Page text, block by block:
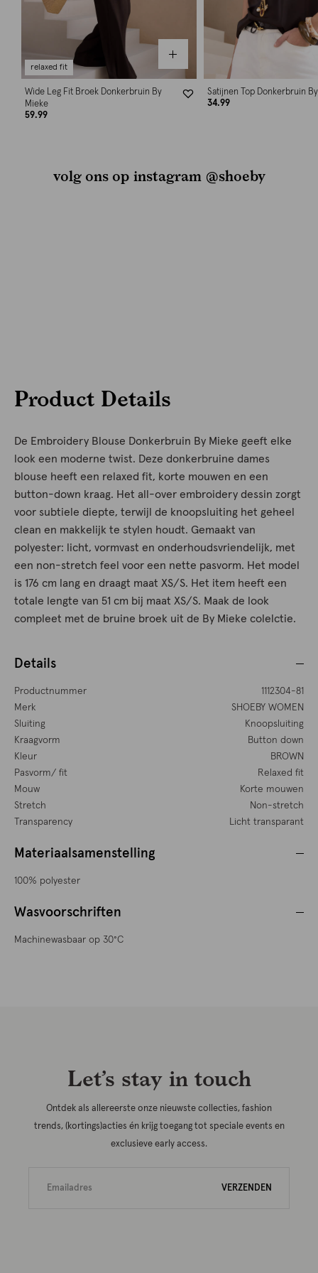
relaxed fit
Wide Leg Fit Broek Donkerbruin By
Mieke
59.99
Satijnen Top Donkerbruin
34.99
volg ons op instagram @shoeby
Product Details
De Embroidery Blouse Donkerbruin By Mieke geeft elke
look een moderne twist. Deze donkerbruine dames
blouse heeft een relaxed fit, korte mouwen en een
button-down kraag. Het all-over embroidery dessin zorgt
voor subtiele diepte, terwijl de knoopsluiting het geheel
clean en makkelijk te stylen houdt. Gemaakt van
polyester: licht, vormvast en onderhoudsvriendelijk, met
een non-stretch feel voor een nette pasvorm. Het model
is 176 cm lang en draagt maat XS/S. Het item heeft een
totale lengte van 51 cm bij maat XS/S. Maak de look
compleet met de bruine broek uit de By Mieke colelctie.
Details
Productnummer
1112304-81
Merk
SHOEBY WOMEN
Sluiting
Knoopsluiting
Kraagvorm
Button down
Kleur
BROWN
Pasvorm/ fit
Relaxed fit
Mouw
Korte mouwen
Stretch
Non-stretch
Transparency
Licht transparant
Materiaalsamenstelling
100% polyester
Wasvoorschriften
Machinewasbaar op 30°C
Let’s stay in touch
Ontdek als allereerste onze nieuwste collecties, fashion
trends, (kortings)acties én krijg toegang tot speciale events en
exclusieve early access.
VERZENDEN